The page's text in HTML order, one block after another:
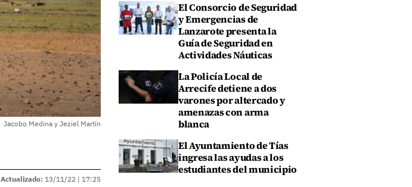
Jacobo Medina y Jeziel Martín
Actualizado: 13/11/22 | 17:25
El Consorcio de Seguridad
y Emergencias de
Lanzarote presenta la
Guía de Seguridad en
Actividades Náuticas
La Policía Local de
Arrecife detiene a dos
varones por altercado y
amenazas con arma
blanca
El Ayuntamiento de Tías
ingresa las ayudas a los
estudiantes del municipio